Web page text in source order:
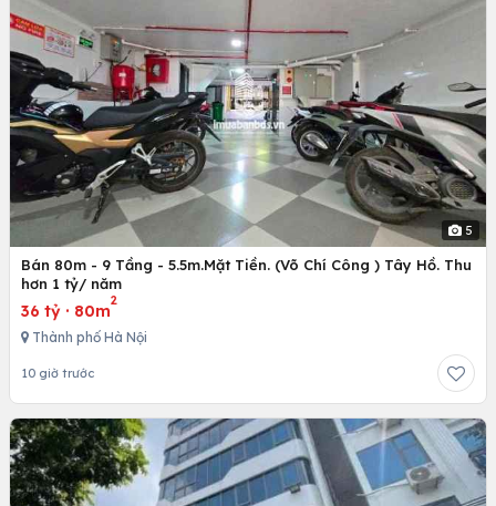
5
Bán 80m - 9 Tầng - 5.5m.Mặt Tiền. (Võ Chí Công ) Tây Hồ. Thu
hơn 1 tỷ/ năm
36 tỷ · 80m
2
Thành phố Hà Nội
10 giờ trước